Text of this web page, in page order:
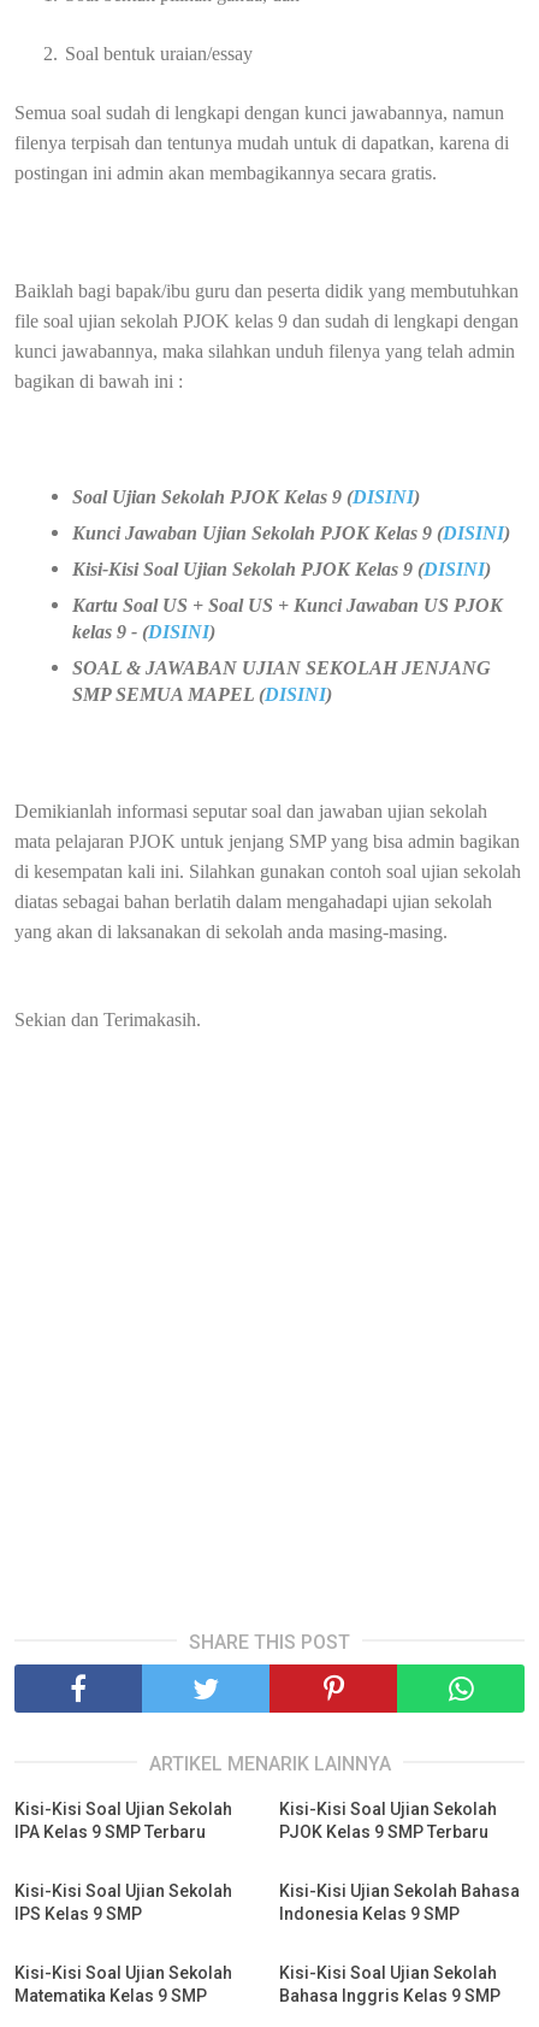
2. Soal bentuk uraian/essay
Semua soal sudah di lengkapi dengan kunci jawabannya, namun
filenya terpisah dan tentunya mudah untuk di dapatkan, karena di
postingan ini admin akan membagikannya secara gratis.
Baiklah bagi bapak/ibu guru dan peserta didik yang membutuhkan
file soal ujian sekolah PJOK kelas 9 dan sudah di lengkapi dengan
kunci jawabannya, maka silahkan unduh filenya yang telah admin
bagikan di bawah ini :
Soal Ujian Sekolah PJOK Kelas 9 (DISINI)
Kunci Jawaban Ujian Sekolah PJOK Kelas 9 (DISINI)
Kisi-Kisi Soal Ujian Sekolah PJOK Kelas 9 (DISINI)
Kartu Soal US + Soal US + Kunci Jawaban US PJOK
kelas 9 - (DISINI)
SOAL & JAWABAN UJIAN SEKOLAH JENJANG
SMP SEMUA MAPEL (DISINI)
Demikianlah informasi seputar soal dan jawaban ujian sekolah
mata pelajaran PJOK untuk jenjang SMP yang bisa admin bagikan
di kesempatan kali ini. Silahkan gunakan contoh soal ujian sekolah
diatas sebagai bahan berlatih dalam mengahadapi ujian sekolah
yang akan di laksanakan di sekolah anda masing-masing.
Sekian dan Terimakasih.
SHARE THIS POST
ARTIKEL MENARIK LAINNYA
Kisi-Kisi Soal Ujian Sekolah
IPA Kelas 9 SMP Terbaru
Kisi-Kisi Soal Ujian Sekolah
PJOK Kelas 9 SMP Terbaru
Kisi-Kisi Soal Ujian Sekolah
IPS Kelas 9 SMP
Kisi-Kisi Ujian Sekolah Bahasa
Indonesia Kelas 9 SMP
Kisi-Kisi Soal Ujian Sekolah
Matematika Kelas 9 SMP
Kisi-Kisi Soal Ujian Sekolah
Bahasa Inggris Kelas 9 SMP